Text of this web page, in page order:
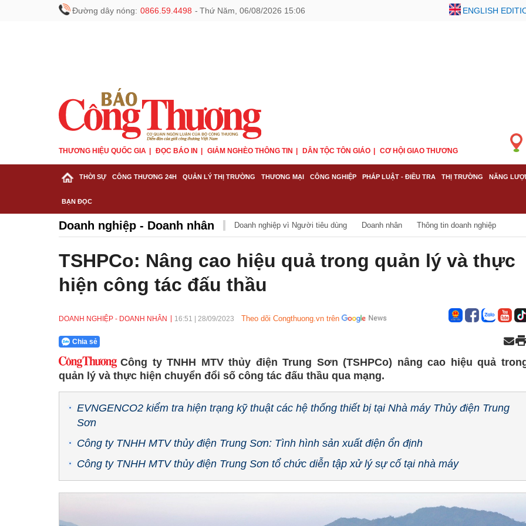
Đường dây nóng: 0866.59.4498 - Thứ Năm, 06/08/2026 15:06 ENGLISH
THƯƠNG HIỆU QUỐC GIA ĐỌC BÁO IN GIẢM NGHÈO THÔNG TIN DÂN TỘC TÔN GIÁO CƠ HỘI GIAO THƯƠNG
THỜI SỰ CÔNG THƯƠNG 24H QUẢN LÝ THỊ TRƯỜNG THƯƠNG MẠI CÔNG NGHIỆP PHÁP LUẬT - ĐIỀU TRA THỊ TRƯỜNG NĂNG
BẠN ĐỌC
Doanh nghiệp - Doanh nhân Doanh nghiệp vì Người tiêu dùng Doanh nhân Thông tin doanh nghiệp
TSHPCo: Nâng cao hiệu quả trong quản lý và thực
hiện công tác đấu thầu
DOANH NGHIỆP - DOANH NHÂN 16:51 28/09/2023 Theo dõi Congthuong.vn trên
Chia sẻ
Công ty TNHH MTV thủy điện Trung Sơn (TSHPCo) nâng cao hiệu quả
quản lý và thực hiện chuyển đổi số công tác đấu thầu qua mạng.
EVNGENCO2 kiểm tra hiện trạng kỹ thuật các hệ thống thiết bị tại Nhà máy Thủy điện Trung
Sơn
Công ty TNHH MTV thủy điện Trung Sơn: Tình hình sản xuất điện ổn định
Công ty TNHH MTV thủy điện Trung Sơn tổ chức diễn tập xử lý sự cố tại nhà máy